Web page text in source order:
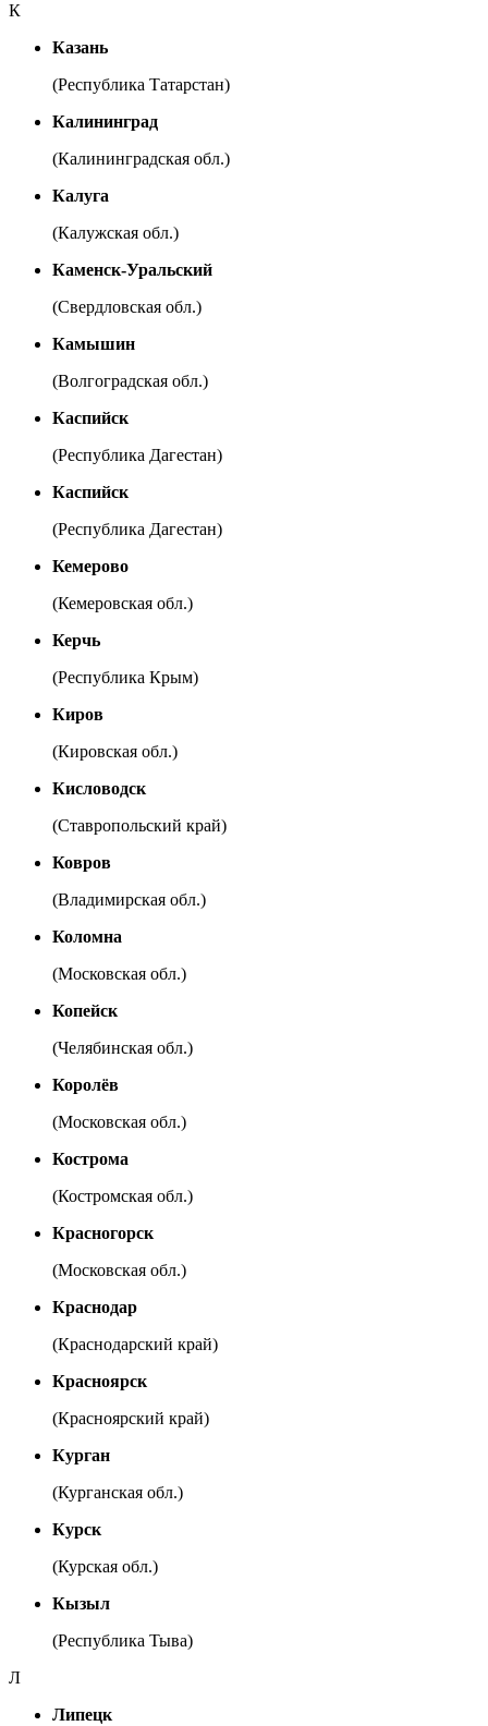
К
Казань
(Республика Татарстан)
Калининград
(Калининградская обл.)
Калуга
(Калужская обл.)
Каменск-Уральский
(Свердловская обл.)
Камышин
(Волгоградская обл.)
Каспийск
(Республика Дагестан)
Каспийск
(Республика Дагестан)
Кемерово
(Кемеровская обл.)
Керчь
(Республика Крым)
Киров
(Кировская обл.)
Кисловодск
(Ставропольский край)
Ковров
(Владимирская обл.)
Коломна
(Московская обл.)
Копейск
(Челябинская обл.)
Королёв
(Московская обл.)
Кострома
(Костромская обл.)
Красногорск
(Московская обл.)
Краснодар
(Краснодарский край)
Красноярск
(Красноярский край)
Курган
(Курганская обл.)
Курск
(Курская обл.)
Кызыл
(Республика Тыва)
Л
Липецк